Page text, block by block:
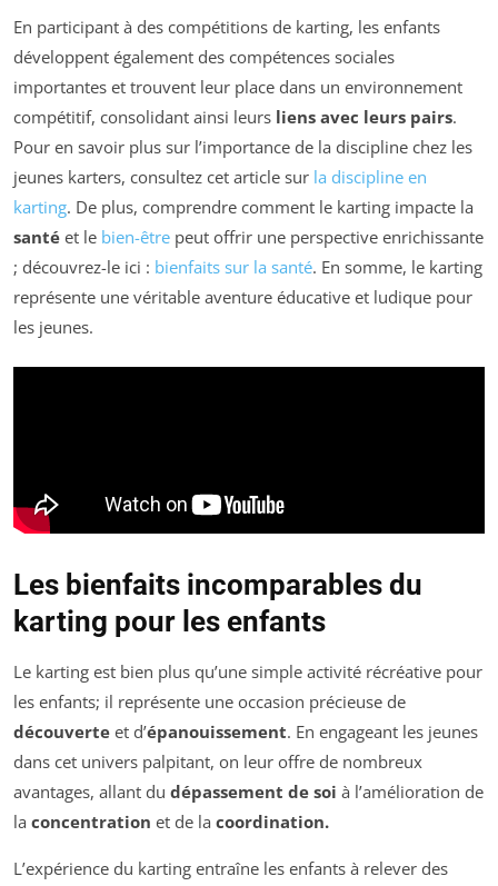
En participant à des compétitions de karting, les enfants
développent également des compétences sociales
importantes et trouvent leur place dans un environnement
compétitif, consolidant ainsi leurs liens avec leurs pairs.
Pour en savoir plus sur l’importance de la discipline chez les
jeunes karters, consultez cet article sur la discipline en
karting. De plus, comprendre comment le karting impacte la
santé et le bien-être peut offrir une perspective enrichissante
; découvrez-le ici : bienfaits sur la santé. En somme, le karting
représente une véritable aventure éducative et ludique pour
les jeunes.
Les bienfaits incomparables du
karting pour les enfants
Le karting est bien plus qu’une simple activité récréative pour
les enfants; il représente une occasion précieuse de
découverte et d’épanouissement. En engageant les jeunes
dans cet univers palpitant, on leur offre de nombreux
avantages, allant du dépassement de soi à l’amélioration de
la concentration et de la coordination.
L’expérience du karting entraîne les enfants à relever des